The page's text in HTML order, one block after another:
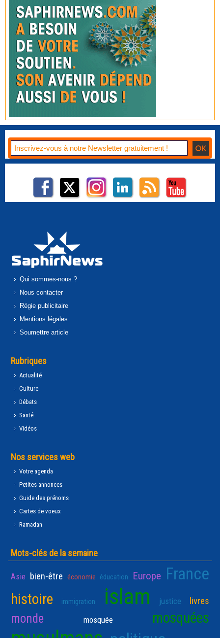
Qui sommes-nous ?
Nous contacter
Régie publicitaire
Mentions légales
Soumettre article
Rubriques
Actualité
Culture
Débats
Santé
Vidéos
Nos services web
Votre agenda
Petites annonces
Guide des prénoms
Cartes de voeux
Ramadan
Mots-clés de la semaine
Asie bien-être économie éducation Europe France
histoire immigration islam justice livres
monde mosquée mosquées